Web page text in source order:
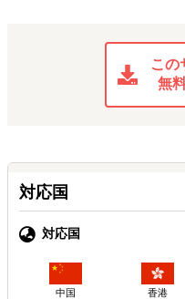
この
無
対応国
対応国
中国 香港